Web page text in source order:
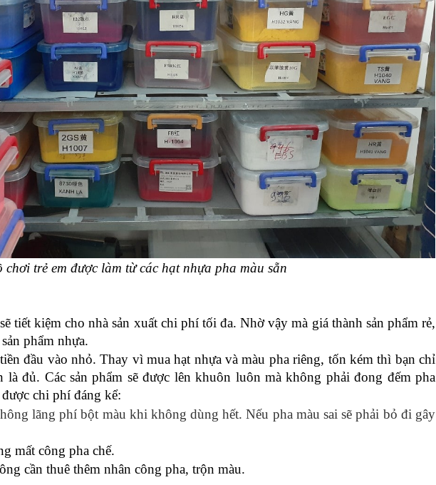
chơi trẻ em được làm từ các hạt nhựa pha màu sẵn
sẽ tiết kiệm cho nhà sản xuất chi phí tối đa. Nhờ vậy mà giá thành sản phẩm rẻ,
phẩm nhựa.
đầu vào nhỏ. Thay vì mua hạt nhựa và màu pha riêng, tốn kém thì bạn chỉ
là đủ. Các sản phẩm sẽ được lên khuôn luôn mà không phải đong đếm pha
chi phí đáng kể:
lãng phí bột màu khi không dùng hết. Nếu pha màu sai sẽ phải bỏ đi gây
mất công pha chế.
cần thuê thêm nhân công pha, trộn màu.